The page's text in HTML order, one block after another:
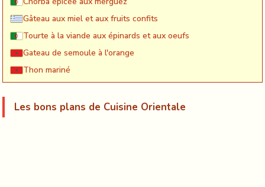
Gâteau aux miel et aux fruits confits
Tourte à la viande aux épinards et aux oeufs
Gateau de semoule à l'orange
Thon mariné
Les bons plans de Cuisine Orientale